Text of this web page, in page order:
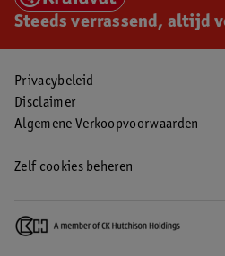
Steeds verrassend, altijd
Privacybeleid
Disclaimer
Algemene Verkoopvoorwaarden
Zelf cookies beheren